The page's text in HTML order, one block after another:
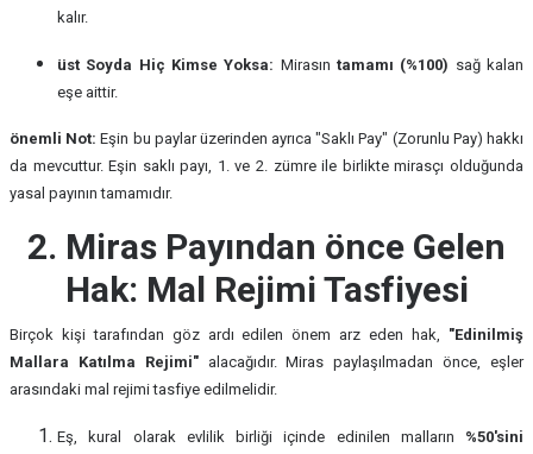
kalır.
üst Soyda Hiç Kimse Yoksa: Mirasıntamamı (%100) sağ kalan
eşe aittir.
önemli Not: Eşin bu paylar üzerinden ayrıca "Saklı Pay" (Zorunlu Pay) hakkı
da mevcuttur. Eşin saklı payı, 1. ve 2. zümre ile birlikte mirasçı olduğunda
yasal payının tamamıdır.
2. Miras Payından önce Gelen
Hak: Mal Rejimi Tasfiyesi
Birçok kişi tarafından göz ardı edilen önem arz eden hak, "Edinilmiş
Mallara Katılma Rejimi"alacağıdır. Miras paylaşılmadan önce, eşler
arasındaki mal rejimi tasfiye edilmelidir.
Eş, kural olarak evlilik birliği içinde edinilen malların %50'sini